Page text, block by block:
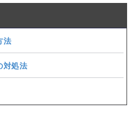
法
対処法